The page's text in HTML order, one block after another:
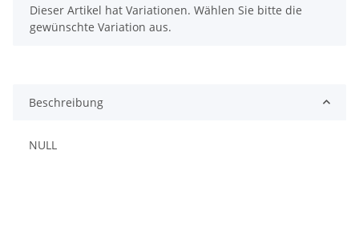
x
Dieser Artikel hat Variationen. Wählen Sie bitte die
gewünschte Variation aus.
Beschreibung
NULL